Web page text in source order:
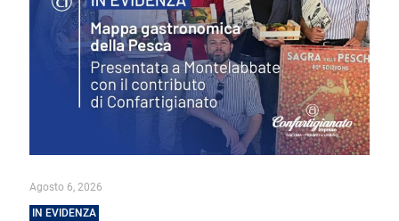
Agosto 6, 2026
IN EVIDENZA